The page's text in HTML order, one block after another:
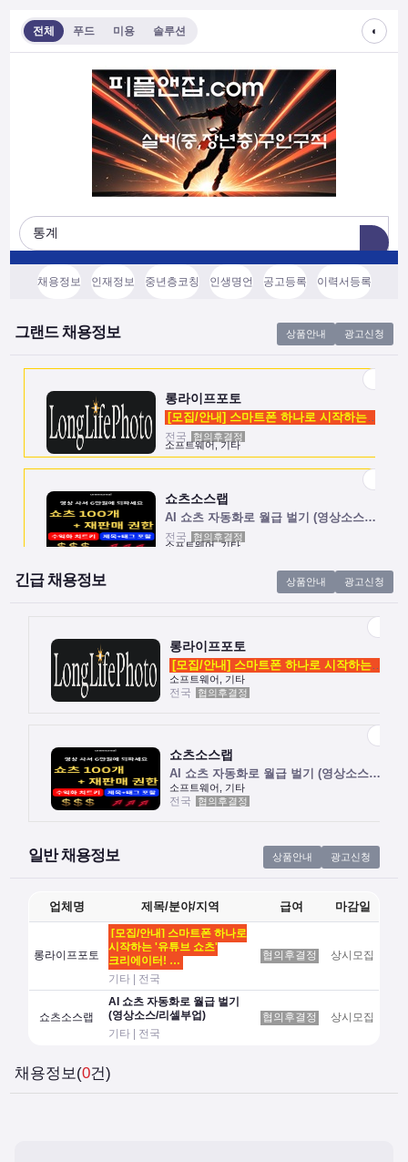
전체 푸드 미용 솔루션 ◐
채용정보 인재정보 중년층코칭 인생명언 공고등록 이력서등록
그랜드 채용정보 상품안내 광고신청
롱라이프포토
[모집/안내] 스마트폰 하나로 시작하는 …
롱라이프포토
[모집/안내] 스마트폰 하나로 시작하는 …
소프트웨어, 기타
전국 협의후결정
쇼츠소스랩
AI 쇼츠 자동화로 월급 벌기 (영상소스…
소프트웨어, 기타
전국 협의후결정
[모집/안내] 스마트폰 하나로 시작하는 …
소프트웨어, 기타
쇼츠소스랩
긴급 채용정보 상품안내 광고신청
롱라이프포토
[모집/안내] 스마트폰 하나로 시작하는 …
소프트웨어, 기타
전국
협의후결정
쇼츠소스랩
AI 쇼츠 자동화로 월급 벌기 (영상소스…
소프트웨어, 기타
전국
협의후결정
일반 채용정보 상품안내 광고신청
업체명 제목/분야/지역 급여 마감일
롱라이프포토
[모집/안내] 스마트폰 하나로
시작하는 '유튜브 쇼츠'
크리에이터! …
기타 | 전국
협의후결정 상시모집
쇼츠소스랩
AI 쇼츠 자동화로 월급 벌기
(영상소스/리셀부업)
기타 | 전국
협의후결정 상시모집
채용정보(0건)